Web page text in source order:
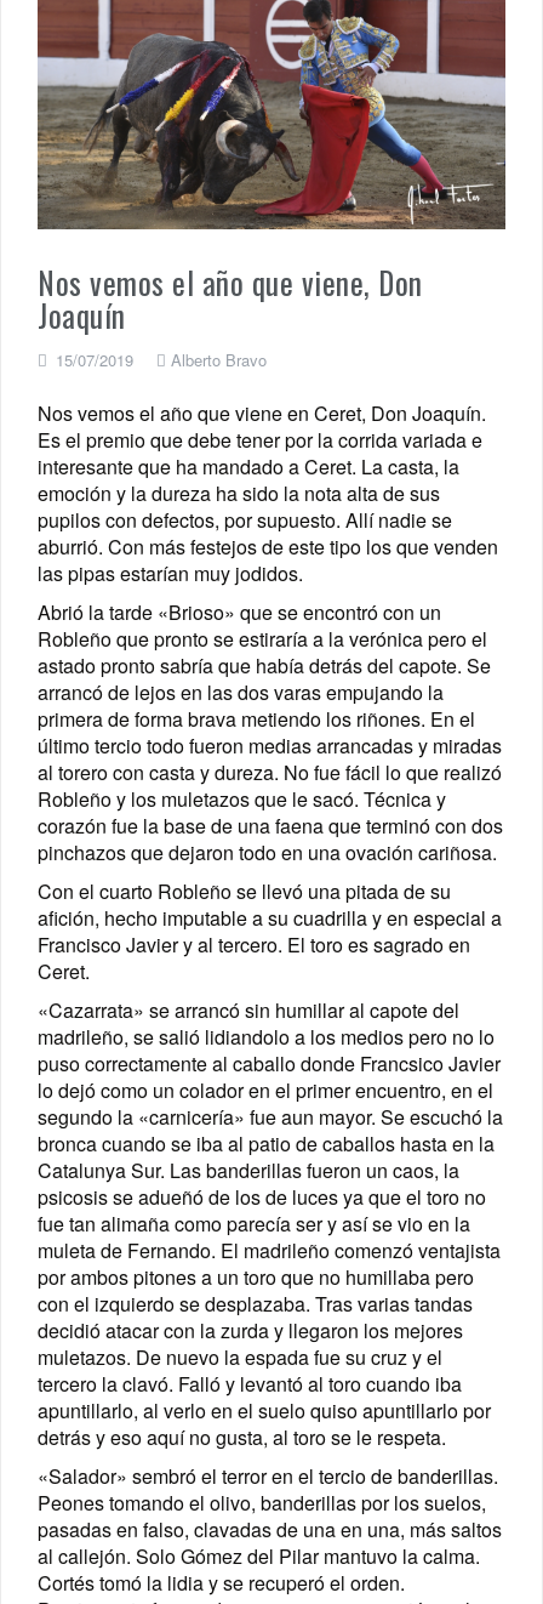
Nos vemos el año que viene, Don
Joaquín
15/07/2019 Alberto Bravo
Nos vemos el año que viene en Ceret, Don Joaquín.
Es el premio que debe tener por la corrida variada e
interesante que ha mandado a Ceret. La casta, la
emoción y la dureza ha sido la nota alta de sus
pupilos con defectos, por supuesto. Allí nadie se
aburrió. Con más festejos de este tipo los que venden
las pipas estarían muy jodidos.
Abrió la tarde «Brioso» que se encontró con un
Robleño que pronto se estiraría a la verónica pero el
astado pronto sabría que había detrás del capote. Se
arrancó de lejos en las dos varas empujando la
primera de forma brava metiendo los riñones. En el
último tercio todo fueron medias arrancadas y miradas
al torero con casta y dureza. No fue fácil lo que realizó
Robleño y los muletazos que le sacó. Técnica y
corazón fue la base de una faena que terminó con dos
pinchazos que dejaron todo en una ovación cariñosa.
Con el cuarto Robleño se llevó una pitada de su
afición, hecho imputable a su cuadrilla y en especial a
Francisco Javier y al tercero. El toro es sagrado en
Ceret.
«Cazarrata» se arrancó sin humillar al capote del
madrileño, se salió lidiandolo a los medios pero no lo
puso correctamente al caballo donde Francsico Javier
lo dejó como un colador en el primer encuentro, en el
segundo la «carnicería» fue aun mayor. Se escuchó la
bronca cuando se iba al patio de caballos hasta en la
Catalunya Sur. Las banderillas fueron un caos, la
psicosis se adueñó de los de luces ya que el toro no
fue tan alimaña como parecía ser y así se vio en la
muleta de Fernando. El madrileño comenzó ventajista
por ambos pitones a un toro que no humillaba pero
con el izquierdo se desplazaba. Tras varias tandas
decidió atacar con la zurda y llegaron los mejores
muletazos. De nuevo la espada fue su cruz y el
tercero la clavó. Falló y levantó al toro cuando iba
apuntillarlo, al verlo en el suelo quiso apuntillarlo por
detrás y eso aquí no gusta, al toro se le respeta.
«Salador» sembró el terror en el tercio de banderillas.
Peones tomando el olivo, banderillas por los suelos,
pasadas en falso, clavadas de una en una, más saltos
al callejón. Solo Gómez del Pilar mantuvo la calma.
Cortés tomó la lidia y se recuperó el orden.